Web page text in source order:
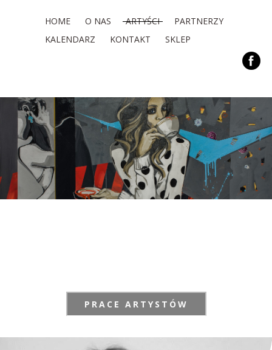
HOME O NAS ARTYŚCI
PARTNERZY
KALENDARZ
KONTAKT SKLEP
PRACE ARTYSTÓW